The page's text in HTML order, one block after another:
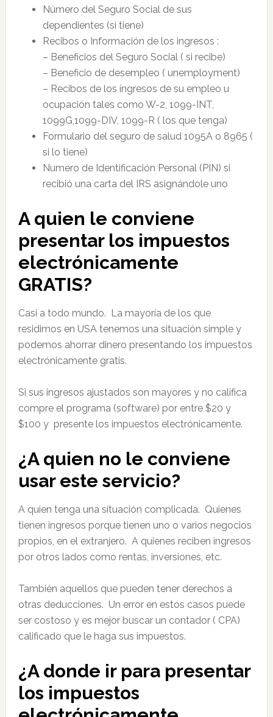
Número del Seguro Social de sus
dependientes (si tiene)
Recibos o Información de los ingresos :
– Beneficios del Seguro Social ( si recibe)
– Beneficio de desempleo ( unemployment)
– Recibos de los ingresos de su empleo u
ocupación tales como W-2, 1099-INT,
1099G,1099-DIV, 1099-R ( los que tenga)
Formulario del seguro de salud 1095A o 8965 (
si lo tiene)
Numero de Identificación Personal (PIN) si
recibió una carta del IRS asignándole uno
A quien le conviene
presentar los impuestos
electrónicamente
GRATIS?
Casi a todo mundo. La mayoría de los que
residimos en USA tenemos una situación simple y
podemos ahorrar dinero presentando los impuestos
electrónicamente gratis.
Si sus ingresos ajustados son mayores y no califica
compre el programa (software) por entre $20 y
$100 y presente los impuestos electrónicamente.
¿A quien no le conviene
usar este servicio?
A quien tenga una situación complicada. Quienes
tienen ingresos porque tienen uno o varios negocios
propios, en el extranjero. A quienes reciben ingresos
por otros lados como rentas, inversiones, etc.
También aquellos que pueden tener derechos a
otras deducciones. Un error en estos casos puede
ser costoso y es mejor buscar un contador ( CPA)
calificado que le haga sus impuestos.
¿A donde ir para presentar
los impuestos